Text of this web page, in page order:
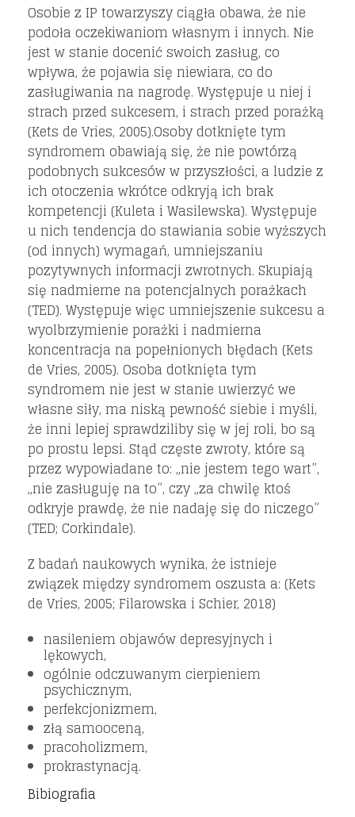
Osobie z IP towarzyszy ciągła obawa, że nie
podoła oczekiwaniom własnym i innych. Nie
jest w stanie docenić swoich zasług, co
wpływa, że pojawia się niewiara, co do
zasługiwania na nagrodę. Występuje u niej i
strach przed sukcesem, i strach przed porażką
(Kets de Vries, 2005).Osoby dotknięte tym
syndromem obawiają się, że nie powtórzą
podobnych sukcesów w przyszłości, a ludzie z
ich otoczenia wkrótce odkryją ich brak
kompetencji (Kuleta i Wasilewska). Występuje
u nich tendencja do stawiania sobie wyższych
(od innych) wymagań, umniejszaniu
pozytywnych informacji zwrotnych. Skupiają
się nadmierne na potencjalnych porażkach
(TED). Występuje więc umniejszenie sukcesu a
wyolbrzymienie porażki i nadmierna
koncentracja na popełnionych błędach (Kets
de Vries, 2005). Osoba dotknięta tym
syndromem nie jest w stanie uwierzyć we
własne siły, ma niską pewność siebie i myśli,
że inni lepiej sprawdziliby się w jej roli, bo są
po prostu lepsi. Stąd częste zwroty, które są
przez wypowiadane to: „nie jestem tego wart”,
„nie zasługuję na to”, czy „za chwilę ktoś
odkryje prawdę, że nie nadaję się do niczego”
(TED; Corkindale).
Z badań naukowych wynika, że istnieje
związek między syndromem oszusta a: (Kets
de Vries, 2005; Filarowska i Schier, 2018)
nasileniem objawów depresyjnych i
lękowych,
ogólnie odczuwanym cierpieniem
psychicznym,
perfekcjonizmem,
złą samooceną,
pracoholizmem,
prokrastynacją.
Bibiografia